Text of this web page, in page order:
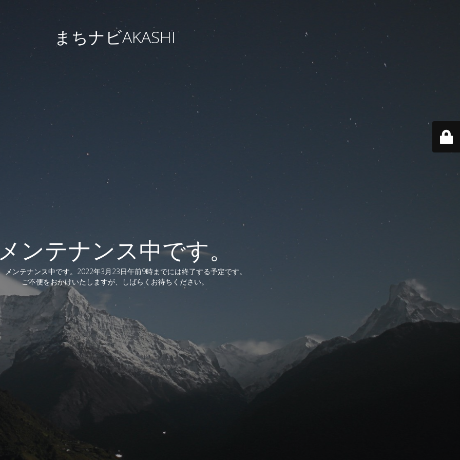
まちナビAKASHI
ンテナンス中です。
メンテナンス中です。2022年3月23日午前9時までには終了する予定です。
ご不便をおかけいたしますが、しばらくお待ちください。